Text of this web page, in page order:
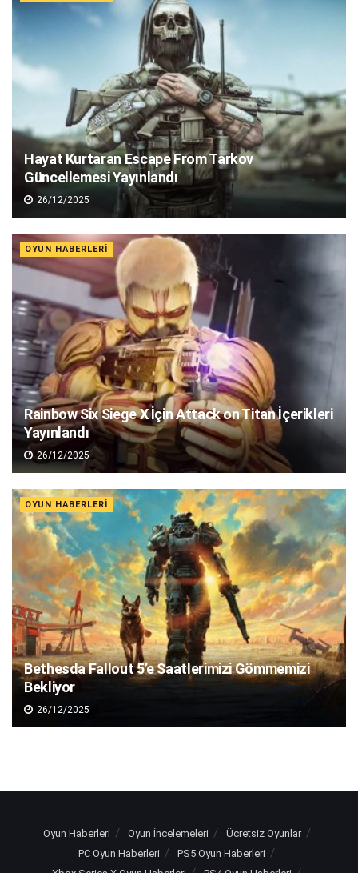
Hayat Kurtaran Escape From Tarkov
Güncellemesi Yayınlandı
26/12/2025
OYUN HABERLERI
Rainbow Six Siege X İçin Attack on Titan İçerikleri
Yayınlandı
26/12/2025
OYUN HABERLERI
Bethesda Fallout 5’e Saatlerimizi Gömmemizi
Bekliyor
26/12/2025
Oyun Haberleri Oyun İncelemeleri
Ücretsiz Oyunlar
PC Oyun Haberleri
PS5 Oyun Haberleri